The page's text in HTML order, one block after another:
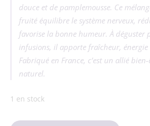
douce et de pamplemousse. Ce
fruité équilibre le système nerveux,
favorise la bonne humeur. À déguster
infusions, il apporte fraîcheur, énergie
Fabriqué en France, c’est un allié
naturel.
1 en stock